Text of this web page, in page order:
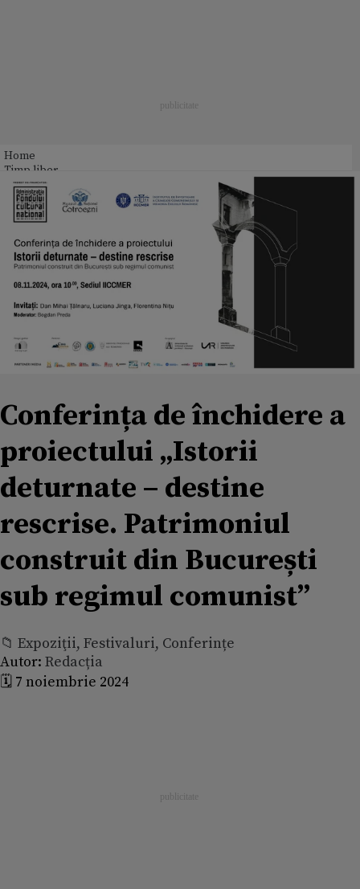
Home
Timp liber
Conferința de închidere a
proiectului „Istorii
deturnate – destine
rescrise. Patrimoniul
construit din București
sub regimul comunist”
📁 Expoziţii, Festivaluri, Conferințe
Autor: Redacția
🗓️ 7 noiembrie 2024